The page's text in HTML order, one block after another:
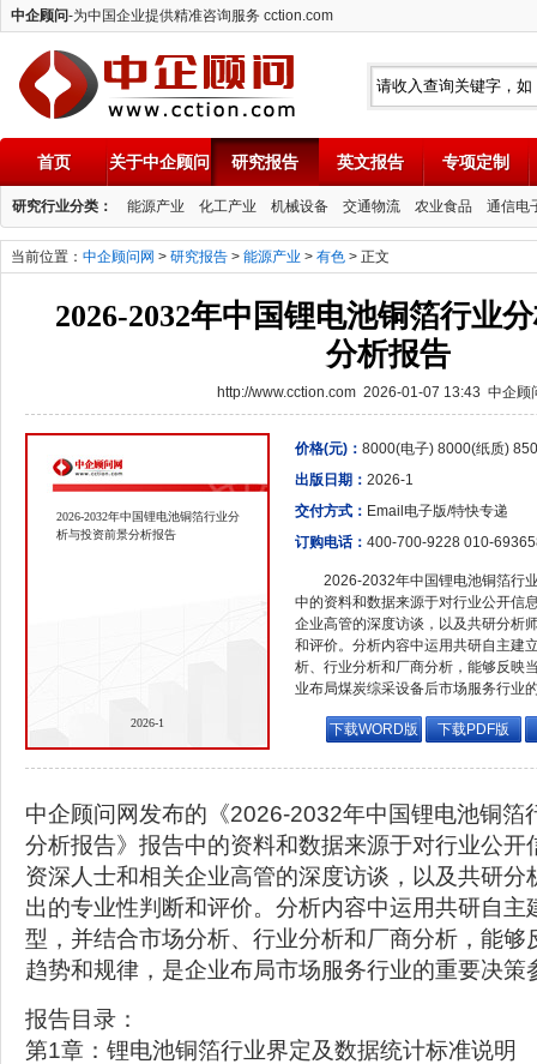
中企顾问-为中国企业提供精准咨询服务 cction.com
中企顾问
首页 关于中企顾问 研究报告 英文报告 专项定制
研究行业分类： 能源产业 化工产业 机械设备 交通物流 农业食品 通信电
当前位置： 中企顾问网 > 研究报告 > 能源产业 > 有色 > 正文
2026-2032年中国锂电池铜箔行业
分析报告
http://www.cction.com 2026-01-07 13:43 中企顾
2026-2032年中国锂电池铜箔行业分
析与投资前景分析报告
2026-1
价格(元)： 8000(电子) 8000(纸质)
出版日期： 2026-1
交付方式： Email电子版/特快专递
订购电话： 400-700-9228 010-
2026-2032年中国锂电池铜箔行
中的资料和数据来源于对行业公开信
企业高管的深度访谈，以及共研分析
和评价。分析内容中运用共研自主建
析、行业分析和厂商分析，能够反映
业布局煤炭综采设备后市场服务行业
下载WORD版 下载PDF版
中企顾问网发布的《2026-2032年中国锂电池铜箔
分析报告》报告中的资料和数据来源于对行业公开
资深人士和相关企业高管的深度访谈，以及共研分
出的专业性判断和评价。分析内容中运用共研自主
型，并结合市场分析、行业分析和厂商分析，能够
趋势和规律，是企业布局市场服务行业的重要决策
报告目录：
第1章：锂电池铜箔行业界定及数据统计标准说明